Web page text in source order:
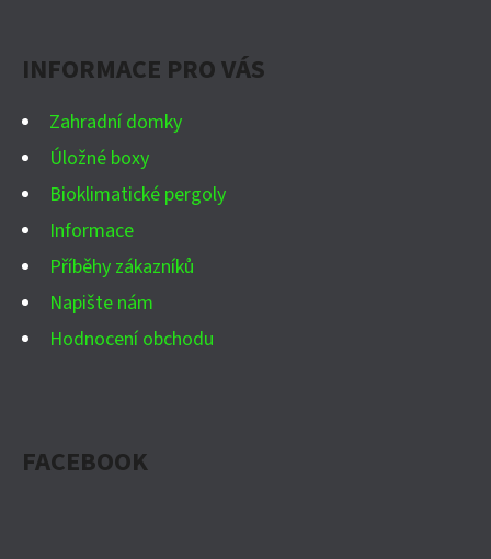
INFORMACE PRO VÁS
Zahradní domky
Úložné boxy
Bioklimatické pergoly
Informace
Příběhy zákazníků
Napište nám
Hodnocení obchodu
FACEBOOK